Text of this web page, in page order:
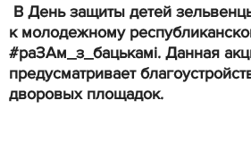
В День защиты детей
к молодежному
#раЗАм_з_бацькамі. Данная
предусматривает
дворовых площадок.